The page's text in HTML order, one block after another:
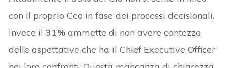
con il proprio Ceo in fase dei processi decisionali.
Invece il31% ammette di non avere contezza
delle aspettative che ha il Chief Executive Officer